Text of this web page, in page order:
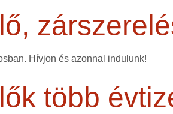
Hívjon és azonnal indulunk!
több